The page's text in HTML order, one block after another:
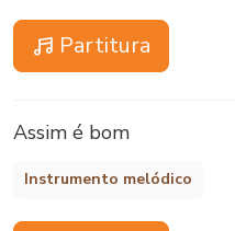
Partitura
Assim é bom
Instrumento melódico